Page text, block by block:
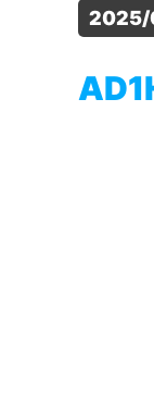
2025/